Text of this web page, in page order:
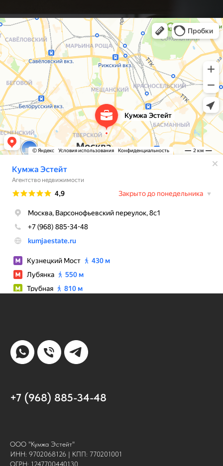
+7 (968) 885-34-48
ООО "Кумжа Эстейт"
ИНН: 9702068126 | КПП: 770201001
ОГРН: 1247700440130